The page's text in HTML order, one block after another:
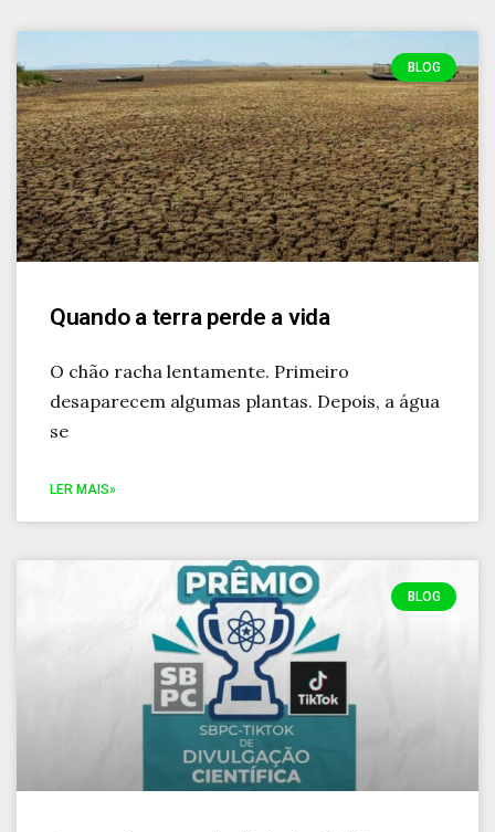
BLOG
Quando a terra perde a vida
O chão racha lentamente. Primeiro
desaparecem algumas plantas. Depois, a água
se
LER MAIS»
BLOG